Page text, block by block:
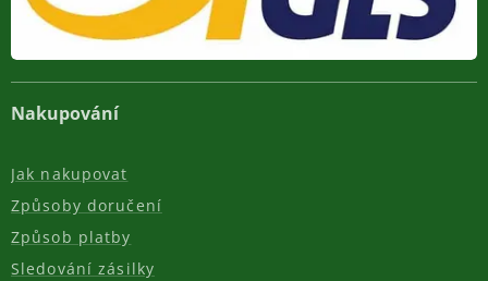
Nakupování
Jak nakupovat
Způsoby doručení
Způsob platby
Sledování zásilky